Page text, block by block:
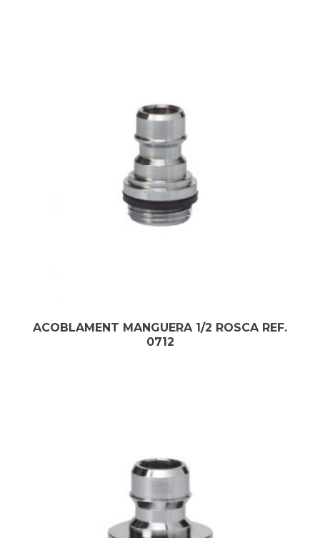
ACOBLAMENT MANGUERA 1/2 ROSCA REF.
0712